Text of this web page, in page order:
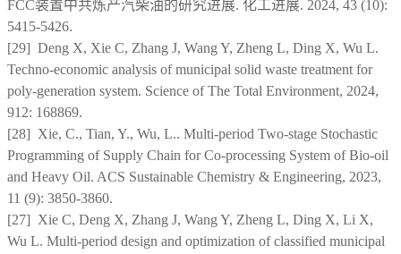
FCC装置中共炼产汽柴油的研究进展. 化工进展. 2024, 43 (10):
5415-5426.
[29] Deng X, Xie C, Zhang J, Wang Y, Zheng L, Ding X, Wu L.
Techno-economic analysis of municipal solid waste treatment for
poly-generation system. Science of The Total Environment, 2024,
912: 168869.
[28] Xie, C., Tian, Y., Wu, L.. Multi-period Two-stage Stochastic
Programming of Supply Chain for Co-processing System of Bio-oil
and Heavy Oil. ACS Sustainable Chemistry & Engineering, 2023,
11 (9): 3850-3860.
[27] Xie C, Deng X, Zhang J, Wang Y, Zheng L, Ding X, Li X,
Wu L. Multi-period design and optimization of classified municipal